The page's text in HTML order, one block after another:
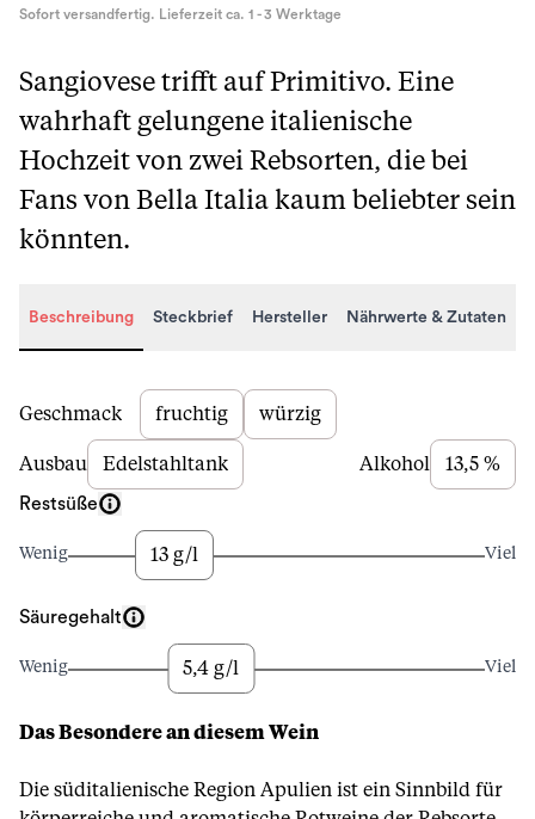
Sofort versandfertig. Lieferzeit ca. 1 - 3 Werktage
Sangiovese trifft auf Primitivo. Eine
wahrhaft gelungene italienische
Hochzeit von zwei Rebsorten, die bei
Fans von Bella Italia kaum beliebter sein
könnten.
Beschreibung Steckbrief Hersteller Nährwerte & Zutaten
Beschreibung
Geschmack fruchtig würzig
Ausbau Edelstahltank Alkohol 13,5 %
Restsüße
Wenig 13 g/l Viel
Säuregehalt
Wenig 5,4 g/l Viel
Das Besondere an diesem Wein
Die süditalienische Region Apulien ist ein Sinnbild für